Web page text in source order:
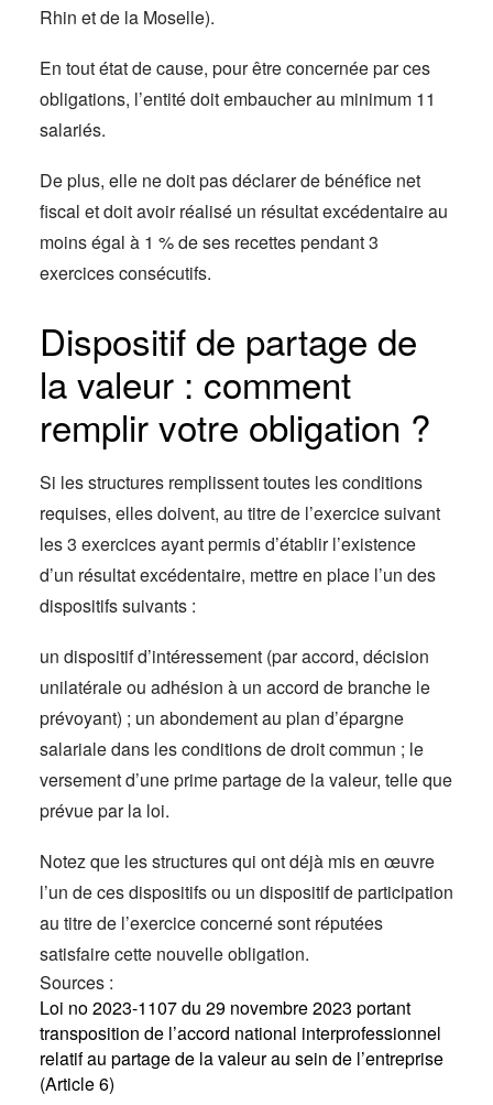
Rhin et de la Moselle).
En tout état de cause, pour être concernée par ces
obligations, l’entité doit embaucher au minimum 11
salariés.
De plus, elle ne doit pas déclarer de bénéfice net
fiscal et doit avoir réalisé un résultat excédentaire au
moins égal à 1 % de ses recettes pendant 3
exercices consécutifs.
Dispositif de partage de
la valeur : comment
remplir votre obligation ?
Si les structures remplissent toutes les conditions
requises, elles doivent, au titre de l’exercice suivant
les 3 exercices ayant permis d’établir l’existence
d’un résultat excédentaire, mettre en place l’un des
dispositifs suivants :
un dispositif d’intéressement (par accord, décision
unilatérale ou adhésion à un accord de branche le
prévoyant) ; un abondement au plan d’épargne
salariale dans les conditions de droit commun ; le
versement d’une prime partage de la valeur, telle que
prévue par la loi.
Notez que les structures qui ont déjà mis en œuvre
l’un de ces dispositifs ou un dispositif de participation
au titre de l’exercice concerné sont réputées
satisfaire cette nouvelle obligation.
Sources :
Loi no 2023-1107 du 29 novembre 2023 portant
transposition de l’accord national interprofessionnel
relatif au partage de la valeur au sein de l’entreprise
(Article 6)